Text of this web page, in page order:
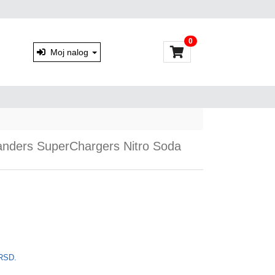
Moj nalog
0
SuperChargers Nitro Soda